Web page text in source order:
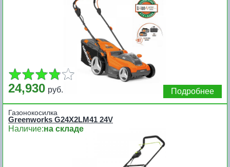
24,930 руб. Подробнее
Газонокосилка
Greenworks G24X2LM41 24V
Наличие:на складе